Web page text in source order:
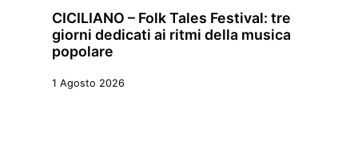
CICILIANO – Folk Tales Festival: tre
giorni dedicati ai ritmi della musica
popolare
1 Agosto 2026